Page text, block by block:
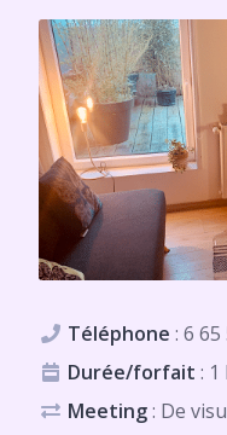
Téléphone : 6 65
Durée/forfait : 1
Meeting: De visu